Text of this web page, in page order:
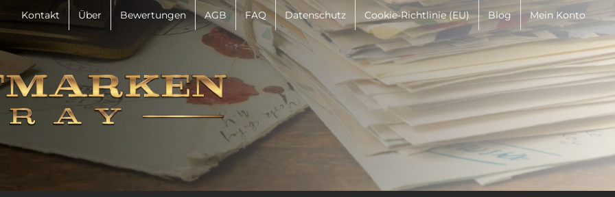
Kontakt Über Bewertungen AGB FAQ Datenschutz Cookie-Richtlinie (EU) Blog Mein Konto